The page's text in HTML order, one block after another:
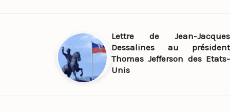
Lettre de Jean-Jacques
Dessalines au président
Thomas Jefferson des Etats-
Unis